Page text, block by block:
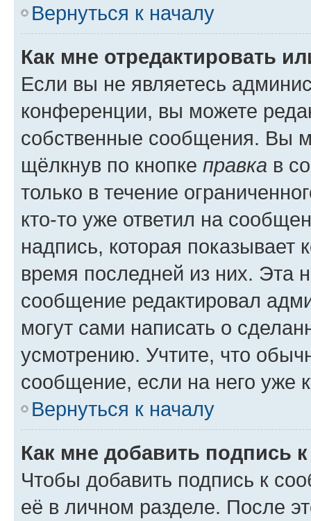
Вернуться к началу
Как мне отредактировать
Если вы не являетесь
конференции, вы можете
собственные сообщения. Вы
щёлкнув по кнопке правка в
только в течение
кто-то уже ответил на
надпись, которая показывает
время последней из них. Эта
сообщение редактировал
могут сами написать о
усмотрению. Учтите, что
сообщение, если на него уже
Вернуться к началу
Как мне добавить подпись
Чтобы добавить подпись к
её в личном разделе. После